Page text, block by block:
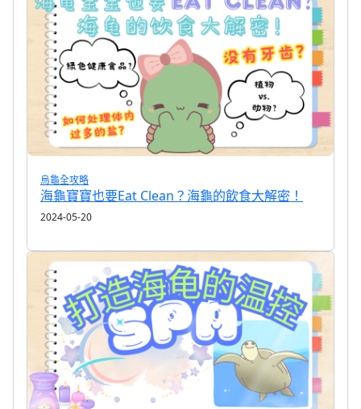
烏龜全攻略
海龜寶寶也要Eat Clean？海龜的飲食大解密！
2024-05-20